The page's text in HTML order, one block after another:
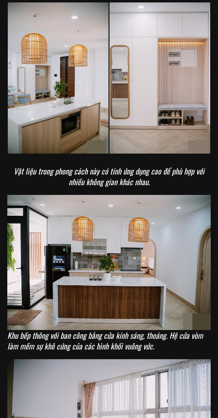
Vật liệu trong phong cách này có tính ứng dụng cao để phù hợp với
nhiều không gian khác nhau.
Khu bếp thông với ban công bằng cửa kính sáng, thoáng. Hệ cửa vòm
làm mềm sự khô cứng của các hình khối vuông vức.